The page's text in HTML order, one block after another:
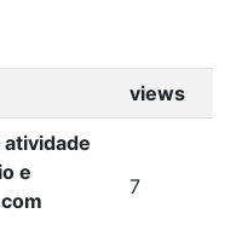
views
e
7